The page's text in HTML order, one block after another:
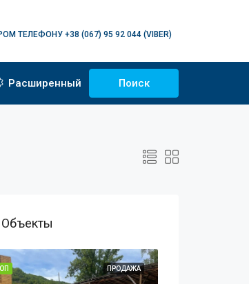
ТЕЛЕФОНУ +38 (067) 95 92 044 (VIBER)
Расширенный Поиск
ПРОДАЖА